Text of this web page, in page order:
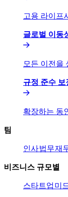
고용 라이프
글로벌 이동
모든 이전을
규정 준수 보
확장하는 동
팀​​
인사​​법무​​재
비즈니스 규모별​​
스타트업​​ 미